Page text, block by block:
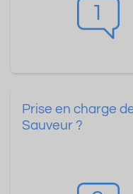
1
Prise en charge
Sauveur ?